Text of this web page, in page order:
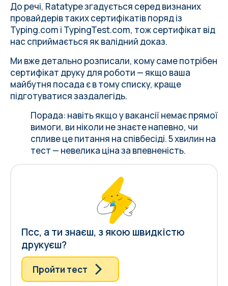
До речі, Ratatype згадується серед визнаних
провайдерів таких сертифікатів поряд із
Typing.com і TypingTest.com, тож сертифікат від
нас сприймається як валідний доказ.
Ми вже детально розписали, кому саме потрібен
сертифікат друку для роботи — якщо ваша
майбутня посада є в тому списку, краще
підготуватися заздалегідь.
Порада: навіть якщо у вакансії немає прямої
вимоги, ви ніколи не знаєте напевно, чи
спливе це питання на співбесіді. 5 хвилин на
тест — невелика ціна за впевненість.
Псс, а ти знаєш, з якою швидкістю
друкуєш?
Пройти тест